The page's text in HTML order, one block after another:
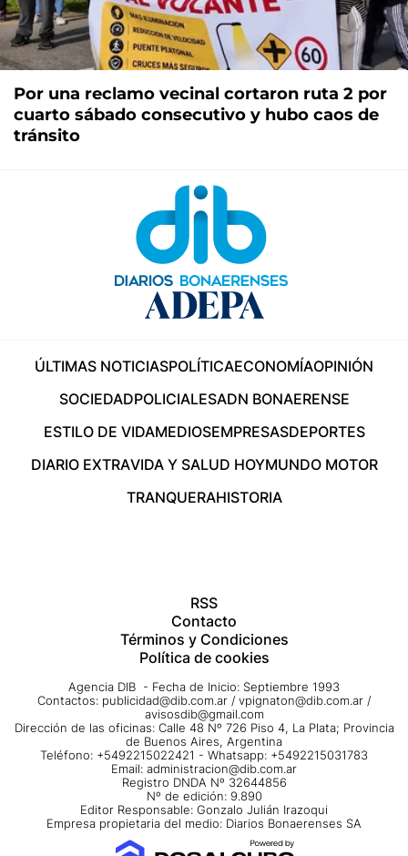
Por una reclamo vecinal cortaron ruta 2 por
cuarto sábado consecutivo y hubo caos de
tránsito
ÚLTIMAS NOTICIASPOLÍTICAECONOMÍAOPINIÓN
SOCIEDADPOLICIALESADN BONAERENSE
ESTILO DE VIDAMEDIOSEMPRESASDEPORTES
DIARIO EXTRAVIDA Y SALUD HOYMUNDO MOTOR
TRANQUERAHISTORIA
RSS
Contacto
Términos y Condiciones
Política de cookies
Agencia DIB - Fecha de Inicio: Septiembre 1993
Contactos: publicidad@dib.com.ar / vpignaton@dib.com.ar /
avisosdib@gmail.com
Dirección de las oficinas: Calle 48 Nº 726 Piso 4, La Plata; Provincia
de Buenos Aires, Argentina
Teléfono: +5492215022421 - Whatsapp: +5492215031783
Email: administracion@dib.com.ar
Registro DNDA Nº 32644856
Nº de edición: 9.890
Editor Responsable: Gonzalo Julián Irazoqui
Empresa propietaria del medio: Diarios Bonaerenses SA